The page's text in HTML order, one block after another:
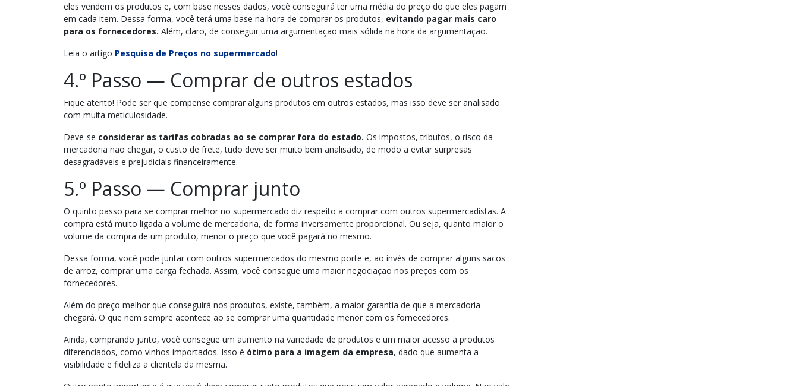
eles vendem os produtos e, com base nesses dados, você conseguirá ter uma média do preço do que eles pagam
em cada item. Dessa forma, você terá uma base na hora de comprar os produtos, evitando pagar mais caro
para os fornecedores. Além, claro, de conseguir uma argumentação mais sólida na hora da argumentação.
Leia o artigo Pesquisa de Preços no supermercado!
4.º Passo — Comprar de outros estados
Fique atento! Pode ser que compense comprar alguns produtos em outros estados, mas isso deve ser analisado
com muita meticulosidade.
Deve-se considerar as tarifas cobradas ao se comprar fora do estado. Os impostos, tributos, o risco da
mercadoria não chegar, o custo de frete, tudo deve ser muito bem analisado, de modo a evitar surpresas
desagradáveis e prejudiciais financeiramente.
5.º Passo — Comprar junto
O quinto passo para se comprar melhor no supermercado diz respeito a comprar com outros supermercadistas. A
compra está muito ligada a volume de mercadoria, de forma inversamente proporcional. Ou seja, quanto maior o
volume da compra de um produto, menor o preço que você pagará no mesmo.
Dessa forma, você pode juntar com outros supermercados do mesmo porte e, ao invés de comprar alguns sacos
de arroz, comprar uma carga fechada. Assim, você consegue uma maior negociação nos preços com os
fornecedores.
Além do preço melhor que conseguirá nos produtos, existe, também, a maior garantia de que a mercadoria
chegará. O que nem sempre acontece ao se comprar uma quantidade menor com os fornecedores.
Ainda, comprando junto, você consegue um aumento na variedade de produtos e um maior acesso a produtos
diferenciados, como vinhos importados. Isso é ótimo para a imagem da empresa, dado que aumenta a
visibilidade e fideliza a clientela da mesma.